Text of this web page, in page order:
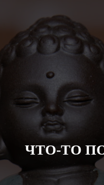
ЧТО-ТО